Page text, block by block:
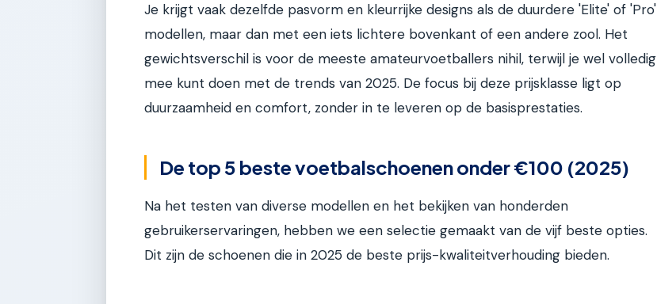
Je krijgt vaak dezelfde pasvorm en kleurrijke designs als de duurdere 'Elite' of 'Pro'
modellen, maar dan met een iets lichtere bovenkant of een andere zool. Het
gewichtsverschil is voor de meeste amateurvoetballers nihil, terwijl je wel volledig
mee kunt doen met de trends van 2025. De focus bij deze prijsklasse ligt op
duurzaamheid en comfort, zonder in te leveren op de basisprestaties.
De top 5 beste voetbalschoenen onder €100 (2025)
Na het testen van diverse modellen en het bekijken van honderden
gebruikerservaringen, hebben we een selectie gemaakt van de vijf beste opties.
Dit zijn de schoenen die in 2025 de beste prijs-kwaliteitverhouding bieden.